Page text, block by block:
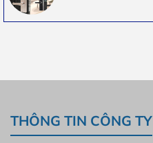
THÔNG TIN CÔNG TY